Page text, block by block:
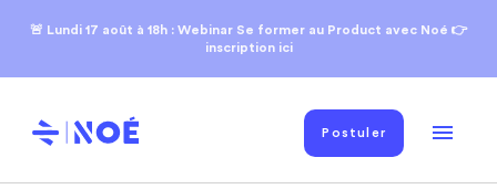
🚨 Lundi 17 août à 18h : Webinar Se former au Product avec Noé 👉
inscription ici
Postuler